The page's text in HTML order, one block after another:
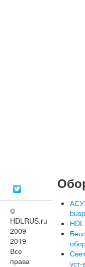
©
HDLRUS.ru
2009-
2019
Все
права
уст-